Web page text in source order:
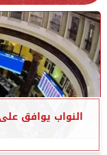
النواب يوافق